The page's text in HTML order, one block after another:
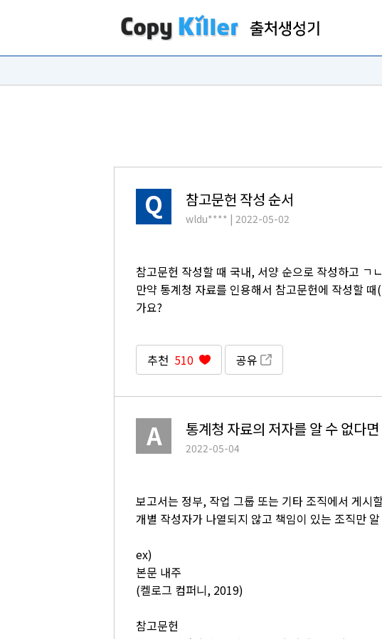
참고문헌 작성 순서
wldu**** | 2022-05-02
참고문헌 작성할 때 국내, 서양 순으로 작성하고 ㄱ
만약 통계청 자료를 인용해서 참고문헌에 작성할
가요?
추천 510 공유
통계청 자료의 저자를 알 수 없다
2022-05-04
보고서는 정부, 작업 그룹 또는 기타 조직에서 게시
개별 작성자가 나열되지 않고 책임이 있는 조직만
ex)
본문 내주
(켈로그 컴퍼니, 2019)
참고문헌